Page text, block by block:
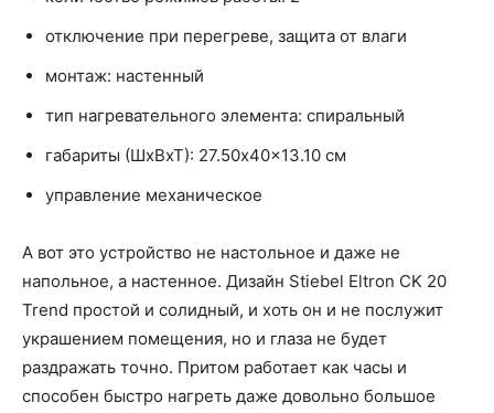
отключение при перегреве, защита от влаги
монтаж: настенный
тип нагревательного элемента: спиральный
габариты (ШхВхТ): 27.50x40x13.10 см
управление механическое
А вот это устройство не настольное и даже не
напольное, а настенное. Дизайн Stiebel Eltron CK 20
Trend простой и солидный, и хоть он и не послужит
украшением помещения, но и глаза не будет
раздражать точно. Притом работает как часы и
способен быстро нагреть даже довольно большое